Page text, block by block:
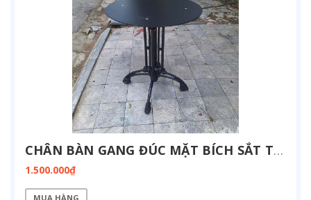
CHÂN BÀN GANG ĐÚC MẶT BÍCH SẮT TRÒN CG-4N-BICH
1.500.000₫
MUA HÀNG